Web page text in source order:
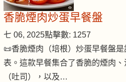
香脆煙肉炒蛋早餐盤
七 06, 2025點擊數: 1257
📜香脆煙肉（培根）炒蛋早餐盤
表。這款早餐集合了香脆的煙肉
（吐司），以及…